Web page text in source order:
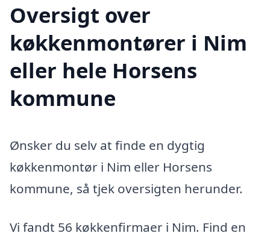
Oversigt over
køkkenmontører i Nim
eller hele Horsens
kommune
Ønsker du selv at finde en dygtig
køkkenmontør i Nim eller Horsens
kommune, så tjek oversigten herunder.
Vi fandt 56 køkkenfirmaer i Nim. Find en